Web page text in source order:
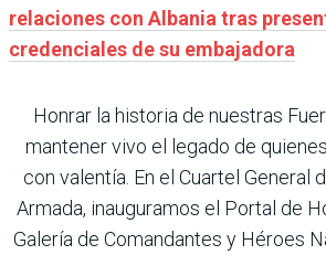
relaciones con Albania tras
credenciales de su embajadora
Honrar la historia de nuestras
mantener vivo el legado de
con valentía. En el Cuartel General
Armada, inauguramos el Portal de
Galería de Comandantes y Héroes